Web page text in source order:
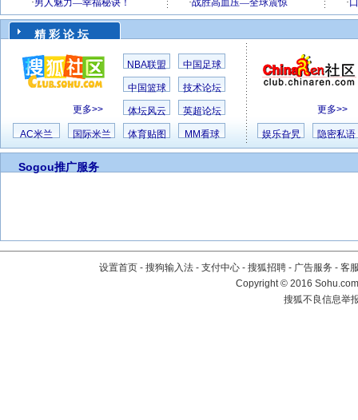
精 彩 论 坛
更多>>
NBA联盟 中国足球
中国篮球 技术论坛
体坛风云 英超论坛
AC米兰 国际米兰 体育贴图 MM看球
更多>>
娱乐旮旯 隐密私语
Sogou推广服务
设置首页 - 搜狗输入法 - 支付中心 - 搜狐招聘 - 广告服务 - 客
Copyright©2016
搜狐不良信息举